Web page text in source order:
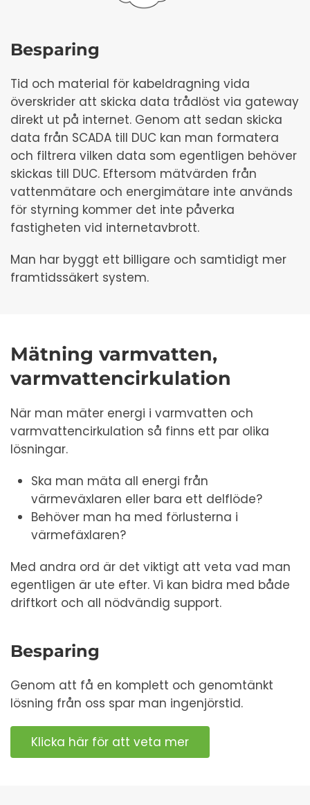
Besparing
Tid och material för kabeldragning vida
överskrider att skicka data trådlöst via gateway
direkt ut på internet. Genom att sedan skicka
data från SCADA till DUC kan man formatera
och filtrera vilken data som egentligen behöver
skickas till DUC. Eftersom mätvärden från
vattenmätare och energimätare inte används
för styrning kommer det inte påverka
fastigheten vid internetavbrott.
Man har byggt ett billigare och samtidigt mer
framtidssäkert system.
Mätning varmvatten,
varmvattencirkulation
När man mäter energi i varmvatten och
varmvattencirkulation så finns ett par olika
lösningar.
Ska man mäta all energi från
värmeväxlaren eller bara ett delflöde?
Behöver man ha med förlusterna i
värmefäxlaren?
Med andra ord är det viktigt att veta vad man
egentligen är ute efter. Vi kan bidra med både
driftkort och all nödvändig support.
Besparing
Genom att få en komplett och genomtänkt
lösning från oss spar man ingenjörstid.
Klicka här för att veta mer